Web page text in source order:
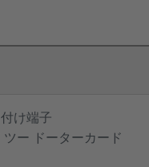
け端子
ツー ドーターカード